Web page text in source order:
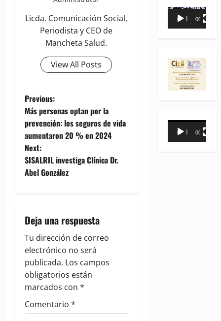
Licda. Comunicación Social,
Periodista y CEO de
Mancheta Salud.
View All Posts
P
o
s
t
v
i
g
a
t
Previous:
Más personas optan por la
prevención: los seguros de vida
aumentaron 20 % en 2024
Next:
SISALRIL investiga Clínica Dr.
Abel González
Deja una respuesta
Tu dirección de correo
electrónico no será
publicada. Los campos
obligatorios están
marcados con *
Comentario *
Reproductor
00:00 00:35
Reproductor
00:00 00:31